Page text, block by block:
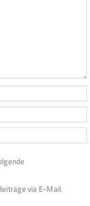
via E-Mail.